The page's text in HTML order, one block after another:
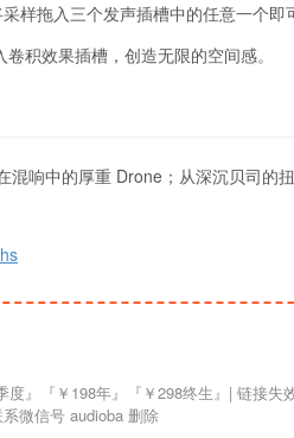
样拖入三个发声插槽中的任意一个即
积效果插槽，创造无限的空间感。
混响中的厚重 Drone；从深沉贝司
微信号 audioba 删除